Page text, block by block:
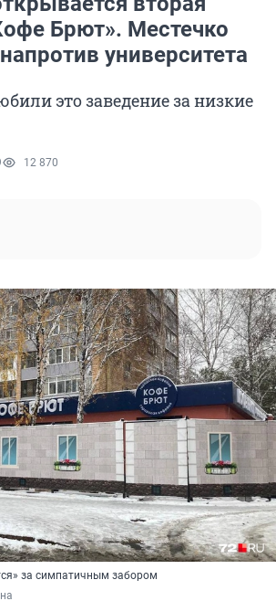
Брют». Местечко
университета
это заведение за низкие
12 870
за симпатичным забором